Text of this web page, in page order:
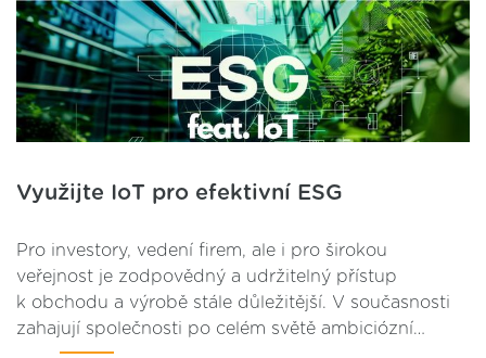
Využijte IoT pro efektivní ESG
Pro investory, vedení firem, ale i pro širokou
veřejnost je zodpovědný a udržitelný přístup
k obchodu a výrobě stále důležitější. V současnosti
zahajují společnosti po celém světě ambiciózní…